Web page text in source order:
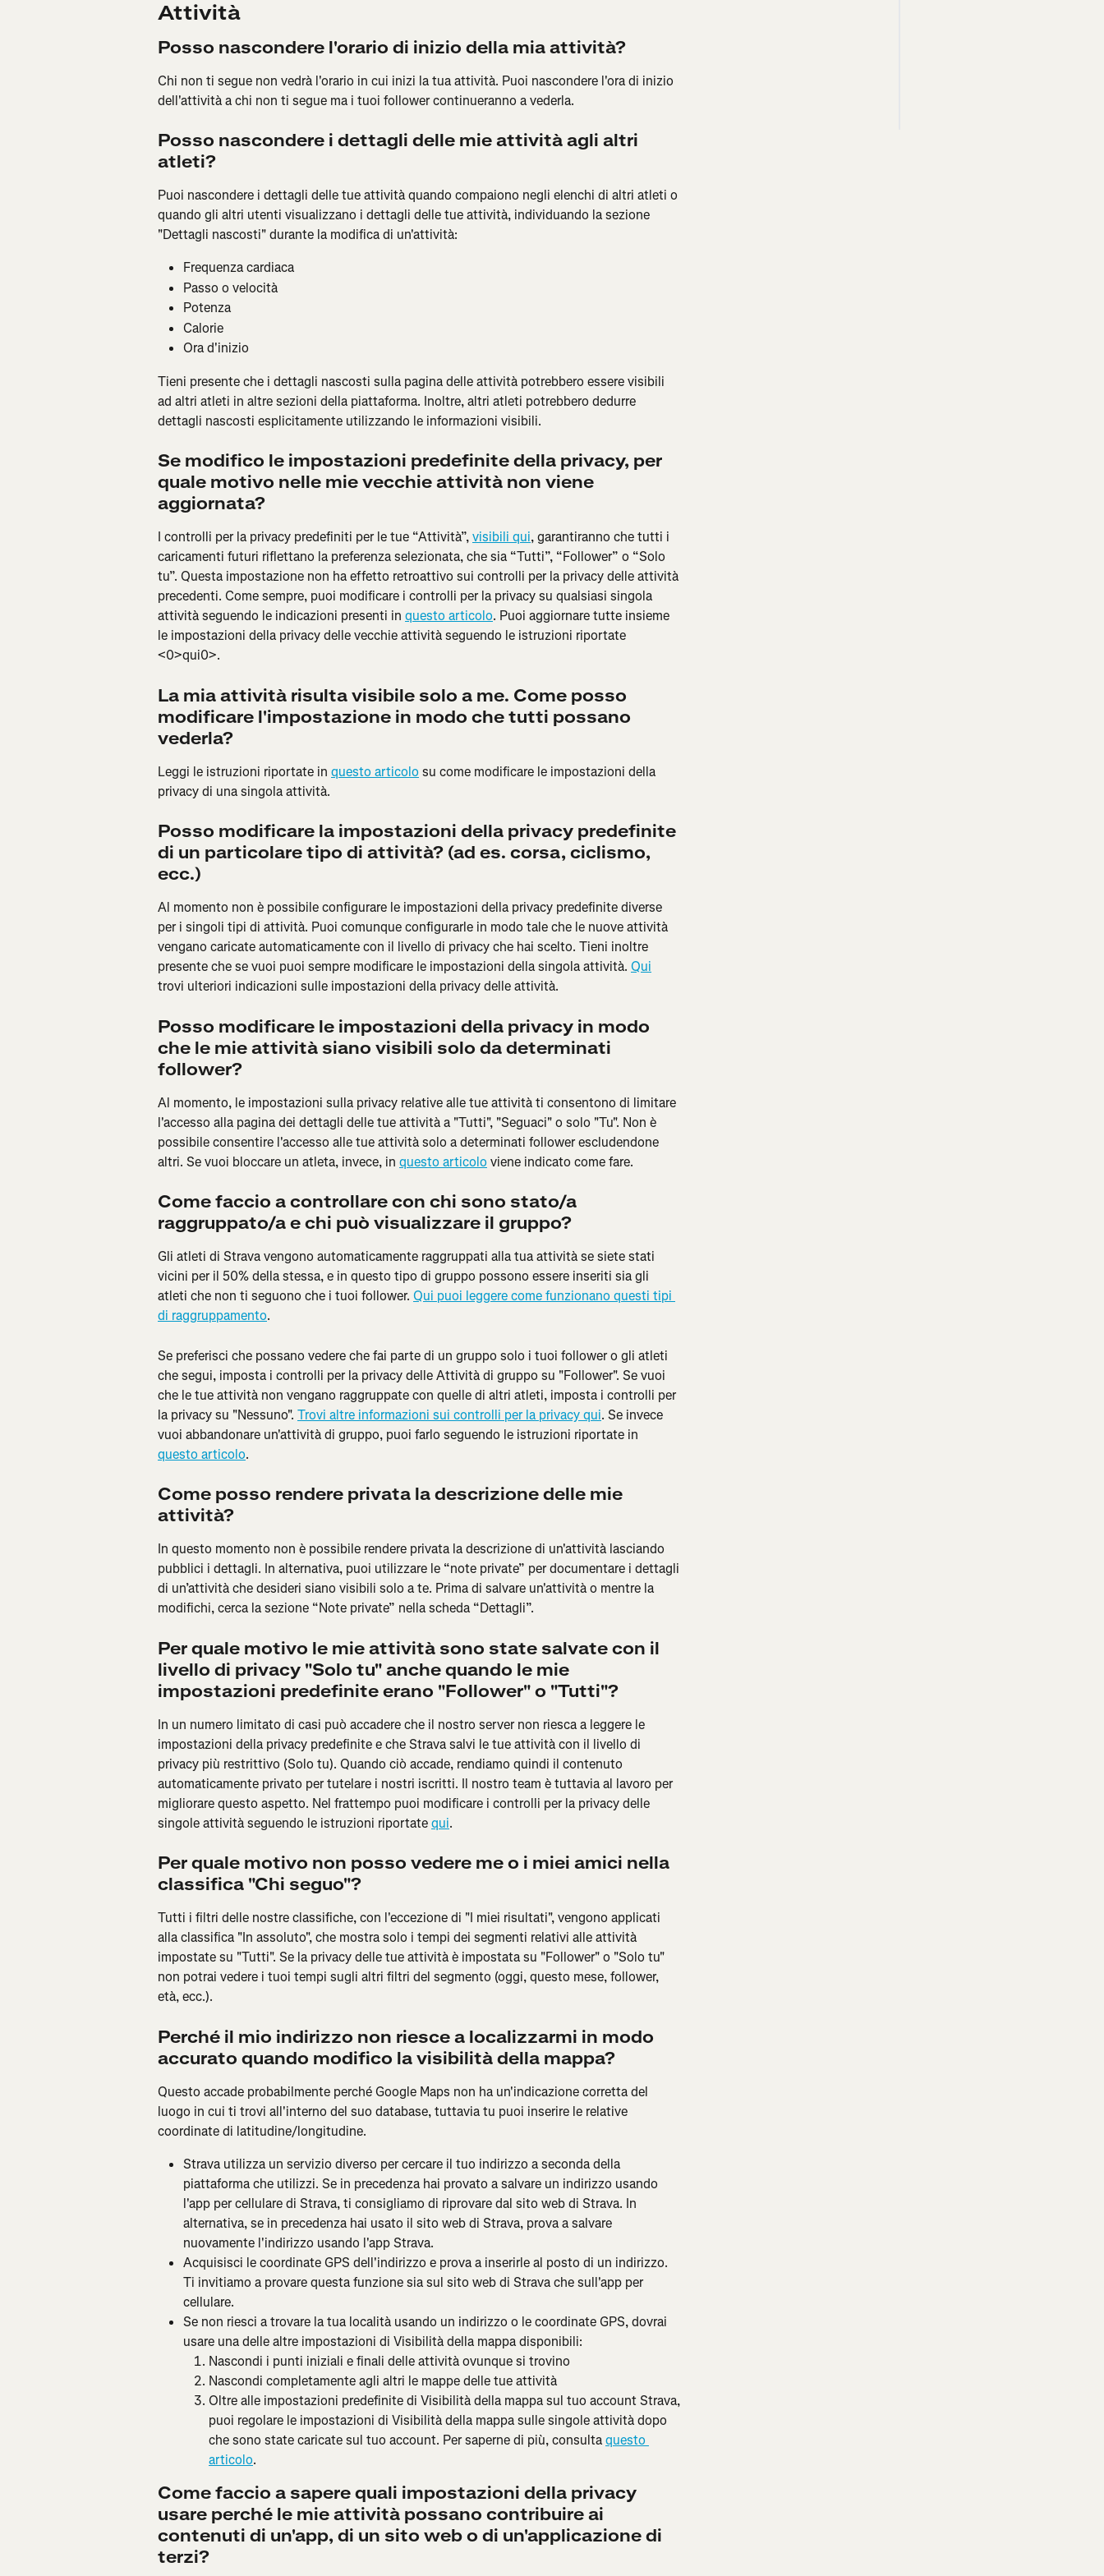
Attività
Posso nascondere l'orario di inizio della mia attività?
Chi non ti segue non vedrà l'orario in cui inizi la tua attività. Puoi nascondere l'ora di inizio
dell'attività a chi non ti segue ma i tuoi follower continueranno a vederla.
Posso nascondere i dettagli delle mie attività agli altri
atleti?
Puoi nascondere i dettagli delle tue attività quando compaiono negli elenchi di altri atleti o
quando gli altri utenti visualizzano i dettagli delle tue attività, individuando la sezione
"Dettagli nascosti" durante la modifica di un'attività:
Frequenza cardiaca
Passo o velocità
Potenza
Calorie
Ora d'inizio
Tieni presente che i dettagli nascosti sulla pagina delle attività potrebbero essere visibili
ad altri atleti in altre sezioni della piattaforma. Inoltre, altri atleti potrebbero dedurre
dettagli nascosti esplicitamente utilizzando le informazioni visibili.
Se modifico le impostazioni predefinite della privacy, per
quale motivo nelle mie vecchie attività non viene
aggiornata?
I controlli per la privacy predefiniti per le tue “Attività”, visibili qui, garantiranno che tutti i
caricamenti futuri riflettano la preferenza selezionata, che sia “Tutti”, “Follower” o “Solo
tu”. Questa impostazione non ha effetto retroattivo sui controlli per la privacy delle attività
precedenti. Come sempre, puoi modificare i controlli per la privacy su qualsiasi singola
attività seguendo le indicazioni presenti in questo articolo. Puoi aggiornare tutte insieme
le impostazioni della privacy delle vecchie attività seguendo le istruzioni riportate
<0>qui0>.
La mia attività risulta visibile solo a me. Come posso
modificare l'impostazione in modo che tutti possano
vederla?
Leggi le istruzioni riportate in questo articolo su come modificare le impostazioni della
privacy di una singola attività.
Posso modificare la impostazioni della privacy predefinite
di un particolare tipo di attività? (ad es. corsa, ciclismo,
ecc.)
Al momento non è possibile configurare le impostazioni della privacy predefinite diverse
per i singoli tipi di attività. Puoi comunque configurarle in modo tale che le nuove attività
vengano caricate automaticamente con il livello di privacy che hai scelto. Tieni inoltre
presente che se vuoi puoi sempre modificare le impostazioni della singola attività. Qui
trovi ulteriori indicazioni sulle impostazioni della privacy delle attività.
Posso modificare le impostazioni della privacy in modo
che le mie attività siano visibili solo da determinati
follower?
Al momento, le impostazioni sulla privacy relative alle tue attività ti consentono di limitare
l'accesso alla pagina dei dettagli delle tue attività a "Tutti", "Seguaci" o solo "Tu". Non è
possibile consentire l'accesso alle tue attività solo a determinati follower escludendone
altri. Se vuoi bloccare un atleta, invece, in questo articolo viene indicato come fare.
Come faccio a controllare con chi sono stato/a
raggruppato/a e chi può visualizzare il gruppo?
Gli atleti di Strava vengono automaticamente raggruppati alla tua attività se siete stati
vicini per il 50% della stessa, e in questo tipo di gruppo possono essere inseriti sia gli
atleti che non ti seguono che i tuoi follower. Qui puoi leggere come funzionano questi tipi
di raggruppamento.
Se preferisci che possano vedere che fai parte di un gruppo solo i tuoi follower o gli atleti
che segui, imposta i controlli per la privacy delle Attività di gruppo su "Follower". Se vuoi
che le tue attività non vengano raggruppate con quelle di altri atleti, imposta i controlli per
la privacy su "Nessuno". Trovi altre informazioni sui controlli per la privacy qui. Se invece
vuoi abbandonare un'attività di gruppo, puoi farlo seguendo le istruzioni riportate in
questo articolo.
Come posso rendere privata la descrizione delle mie
attività?
In questo momento non è possibile rendere privata la descrizione di un'attività lasciando
pubblici i dettagli. In alternativa, puoi utilizzare le “note private” per documentare i dettagli
di un’attività che desideri siano visibili solo a te. Prima di salvare un'attività o mentre la
modifichi, cerca la sezione “Note private” nella scheda “Dettagli”.
Per quale motivo le mie attività sono state salvate con il
livello di privacy "Solo tu" anche quando le mie
impostazioni predefinite erano "Follower" o "Tutti"?
In un numero limitato di casi può accadere che il nostro server non riesca a leggere le
impostazioni della privacy predefinite e che Strava salvi le tue attività con il livello di
privacy più restrittivo (Solo tu). Quando ciò accade, rendiamo quindi il contenuto
automaticamente privato per tutelare i nostri iscritti. Il nostro team è tuttavia al lavoro per
migliorare questo aspetto. Nel frattempo puoi modificare i controlli per la privacy delle
singole attività seguendo le istruzioni riportate qui.
Per quale motivo non posso vedere me o i miei amici nella
classifica "Chi seguo"?
Tutti i filtri delle nostre classifiche, con l'eccezione di "I miei risultati", vengono applicati
alla classifica "In assoluto", che mostra solo i tempi dei segmenti relativi alle attività
impostate su "Tutti". Se la privacy delle tue attività è impostata su "Follower" o "Solo tu"
non potrai vedere i tuoi tempi sugli altri filtri del segmento (oggi, questo mese, follower,
età, ecc.).
Perché il mio indirizzo non riesce a localizzarmi in modo
accurato quando modifico la visibilità della mappa?
Questo accade probabilmente perché Google Maps non ha un'indicazione corretta del
luogo in cui ti trovi all'interno del suo database, tuttavia tu puoi inserire le relative
coordinate di latitudine/longitudine.
Strava utilizza un servizio diverso per cercare il tuo indirizzo a seconda della
piattaforma che utilizzi. Se in precedenza hai provato a salvare un indirizzo usando
l'app per cellulare di Strava, ti consigliamo di riprovare dal sito web di Strava. In
alternativa, se in precedenza hai usato il sito web di Strava, prova a salvare
nuovamente l'indirizzo usando l'app Strava.
Acquisisci le coordinate GPS dell'indirizzo e prova a inserirle al posto di un indirizzo.
Ti invitiamo a provare questa funzione sia sul sito web di Strava che sull'app per
cellulare.
Se non riesci a trovare la tua località usando un indirizzo o le coordinate GPS, dovrai
usare una delle altre impostazioni di Visibilità della mappa disponibili:
Nascondi i punti iniziali e finali delle attività ovunque si trovino
Nascondi completamente agli altri le mappe delle tue attività
Oltre alle impostazioni predefinite di Visibilità della mappa sul tuo account Strava,
puoi regolare le impostazioni di Visibilità della mappa sulle singole attività dopo
che sono state caricate sul tuo account. Per saperne di più, consulta questo
articolo.
Come faccio a sapere quali impostazioni della privacy
usare perché le mie attività possano contribuire ai
contenuti di un'app, di un sito web o di un'applicazione di
terzi?